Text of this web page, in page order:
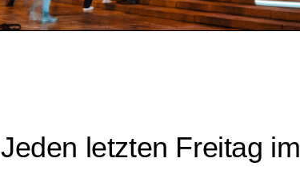
Jeden letzten Freitag